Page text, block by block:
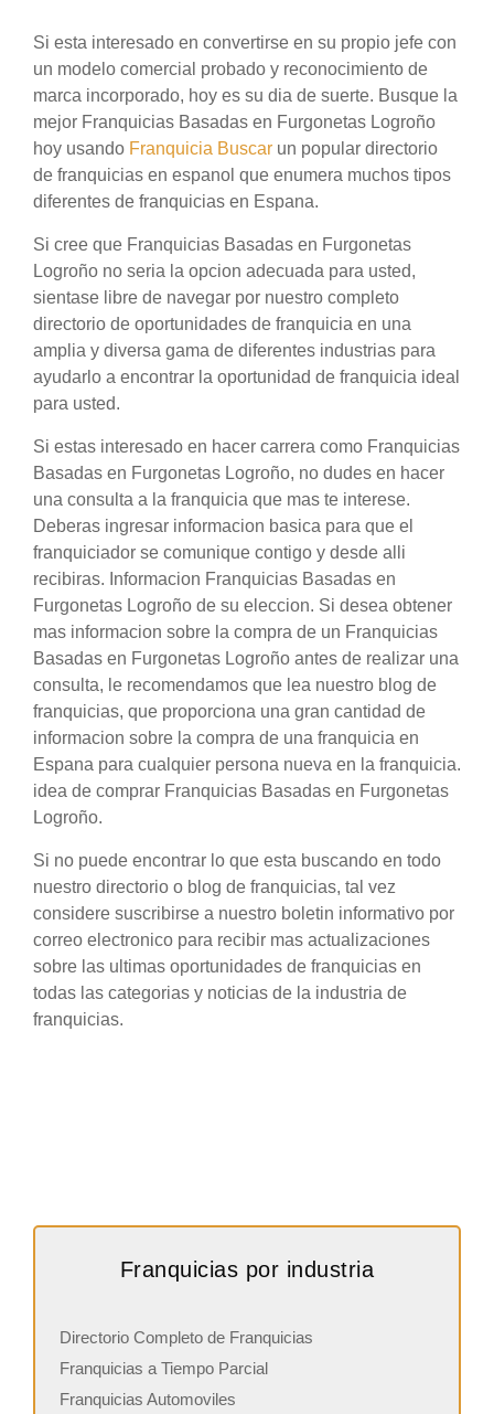
Si esta interesado en convertirse en su propio jefe con
un modelo comercial probado y reconocimiento de
marca incorporado, hoy es su dia de suerte. Busque la
mejor Franquicias Basadas en Furgonetas Logroño
hoy usando Franquicia Buscar un popular directorio
de franquicias en espanol que enumera muchos tipos
diferentes de franquicias en Espana.
Si cree que Franquicias Basadas en Furgonetas
Logroño no seria la opcion adecuada para usted,
sientase libre de navegar por nuestro completo
directorio de oportunidades de franquicia en una
amplia y diversa gama de diferentes industrias para
ayudarlo a encontrar la oportunidad de franquicia ideal
para usted.
Si estas interesado en hacer carrera como Franquicias
Basadas en Furgonetas Logroño, no dudes en hacer
una consulta a la franquicia que mas te interese.
Deberas ingresar informacion basica para que el
franquiciador se comunique contigo y desde alli
recibiras. Informacion Franquicias Basadas en
Furgonetas Logroño de su eleccion. Si desea obtener
mas informacion sobre la compra de un Franquicias
Basadas en Furgonetas Logroño antes de realizar una
consulta, le recomendamos que lea nuestro blog de
franquicias, que proporciona una gran cantidad de
informacion sobre la compra de una franquicia en
Espana para cualquier persona nueva en la franquicia.
idea de comprar Franquicias Basadas en Furgonetas
Logroño.
Si no puede encontrar lo que esta buscando en todo
nuestro directorio o blog de franquicias, tal vez
considere suscribirse a nuestro boletin informativo por
correo electronico para recibir mas actualizaciones
sobre las ultimas oportunidades de franquicias en
todas las categorias y noticias de la industria de
franquicias.
Franquicias por industria
Directorio Completo de Franquicias
Franquicias a Tiempo Parcial
Franquicias Automoviles